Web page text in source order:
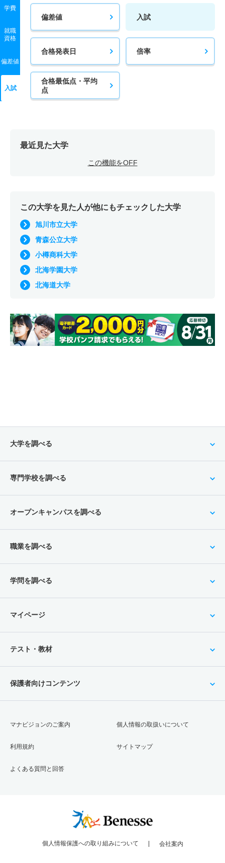
学費
就職
資格
偏差値
入試
偏差値 入試
合格発表日 倍率
合格最低点・平均
点
最近見た大学
この機能をOFF
この大学を見た人が他にもチェックした大学
旭川市立大学
青森公立大学
小樽商科大学
北海学園大学
北海道大学
大学を調べる
専門学校を調べる
オープンキャンパスを調べる
職業を調べる
学問を調べる
マイページ
テスト・教材
保護者向けコンテンツ
マナビジョンのご案内
利用規約
よくある質問と回答
個人情報の取扱いについて
サイトマップ
個人情報保護への取り組みについて 会社案内